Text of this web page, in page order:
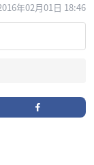
年02月01日 18:46